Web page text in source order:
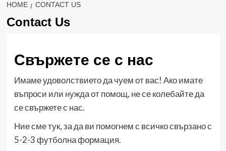
HOME CONTACT US
Contact Us
Свържете се с нас
Имаме удоволствието да чуем от вас! Ако имате
въпроси или нужда от помощ, не се колебайте да
се свържете с нас.
Ние сме тук, за да ви помогнем с всичко свързано с
5-2-3 футболна формация.